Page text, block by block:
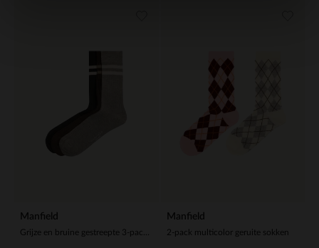
Manfield
Grijze en bruine gestreepte 3-pack sokken
Manfield
2-pack multicolor geruite sokken